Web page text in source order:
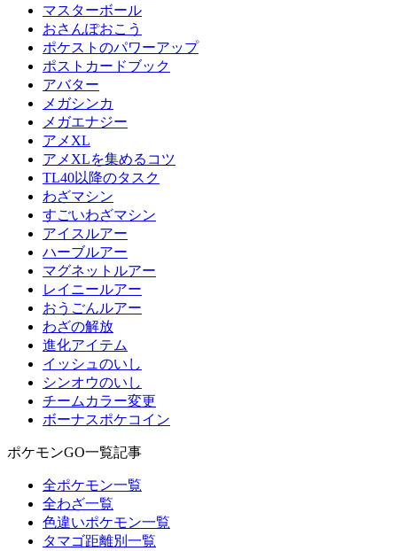
マスターボール
おさんぽおこう
ポケストのパワーアップ
ポストカードブック
アバター
メガシンカ
メガエナジー
アメXL
アメXLを集めるコツ
TL40以降のタスク
わざマシン
すごいわざマシン
アイスルアー
ハーブルアー
マグネットルアー
レイニールアー
おうごんルアー
わざの解放
進化アイテム
イッシュのいし
シンオウのいし
チームカラー変更
ボーナスポケコイン
ポケモンGO一覧記事
全ポケモン一覧
全わざ一覧
色違いポケモン一覧
タマゴ距離別一覧